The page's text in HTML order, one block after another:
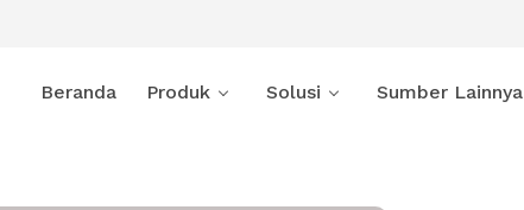
Beranda Produk Solusi Sumber Lainnya